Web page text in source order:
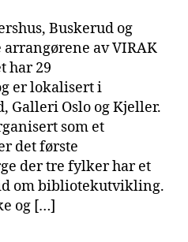
Buskerud og
av VIRAK
har 29
er lokalisert i
Galleri Oslo og Kjeller.
som et
det første
der tre fylker har et
om bibliotekutvikling.
og […]